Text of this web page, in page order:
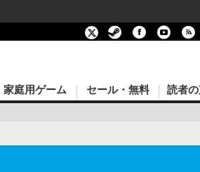
家庭用ゲーム セール・無料 読者